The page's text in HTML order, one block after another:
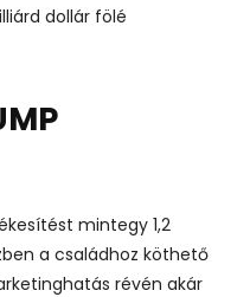
dollár fölé
mintegy 1,2
a családhoz köthető
révén akár